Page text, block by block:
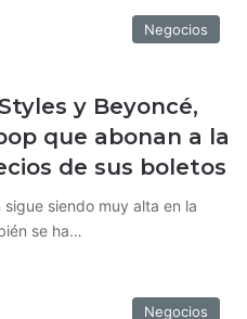
Negocios
y Beyoncé,
que abonan a la
de sus boletos
siendo muy alta en la
se ha…
Negocios